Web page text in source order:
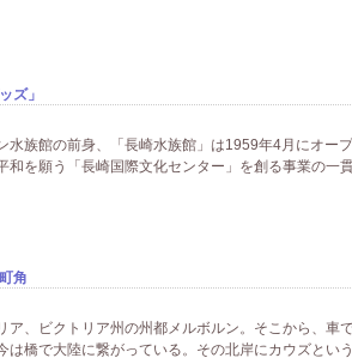
ズ」
水族館の前身、「長崎水族館」は1959年4月にオー
和を願う「長崎国際文化センター」を創る事業の
角
ア、ビクトリア州の州都メルボルン。そこから、
は橋で大陸に繋がっている。その北岸にカウズと